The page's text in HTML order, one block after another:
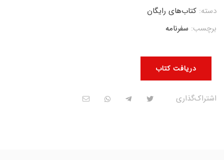
دریافت کتاب
دسته: کتاب‌های رایگان
برچسب: سفرنامه
اشتراک‌گذاری